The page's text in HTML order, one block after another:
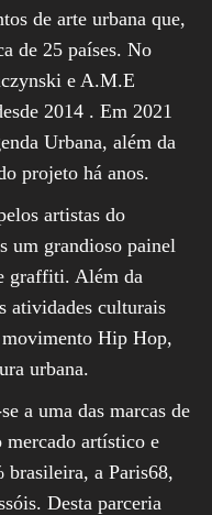
de arte urbana que,
de 25 países. No
e A.M.E
2014 . Em 2021
Urbana, além da
projeto há anos.
artistas do
um grandioso painel
graffiti. Além da
atividades culturais
movimento Hip Hop,
urbana.
a uma das marcas de
mercado artístico e
brasileira, a Paris68,
Desta parceria